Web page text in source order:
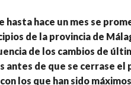
hasta hace un mes se
de la provincia de
de los cambios de
de que se cerrase el
los que han sido